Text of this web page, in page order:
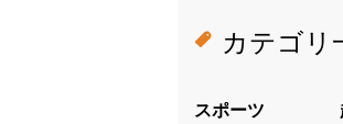
カテゴリ
スポーツ